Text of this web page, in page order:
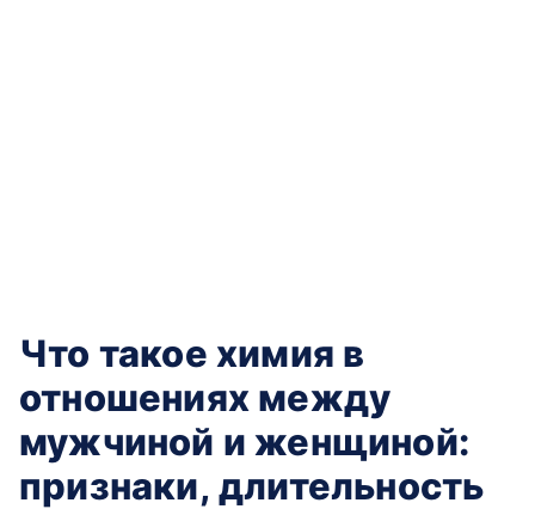
Что такое химия в
отношениях между
мужчиной и женщиной:
признаки, длительность